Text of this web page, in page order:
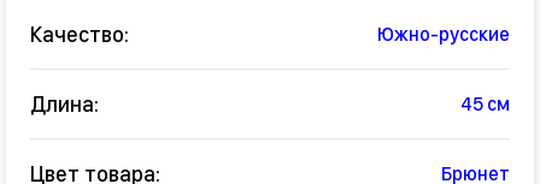
Качество: Южно-русские
Длина: 45 см
Цвет товара: Брюнет